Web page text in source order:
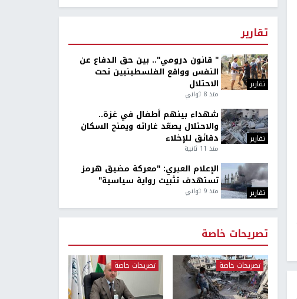
تقارير
تقارير
" قانون درومي".. بين حق الدفاع عن
النفس وواقع الفلسطينيين تحت
الاحتلال
منذ 8 ثواني
تقارير
شهداء بينهم أطفال في غزة..
والاحتلال يصعّد غاراته ويمنح السكان
دقائق للإخلاء
منذ 11 ثانية
تقارير
الإعلام العبري: "معركة مضيق هرمز
تستهدف تثبيت رواية سياسية"
منذ 9 ثواني
تصريحات خاصة
تصريحات خاصة تصريحات خاصة